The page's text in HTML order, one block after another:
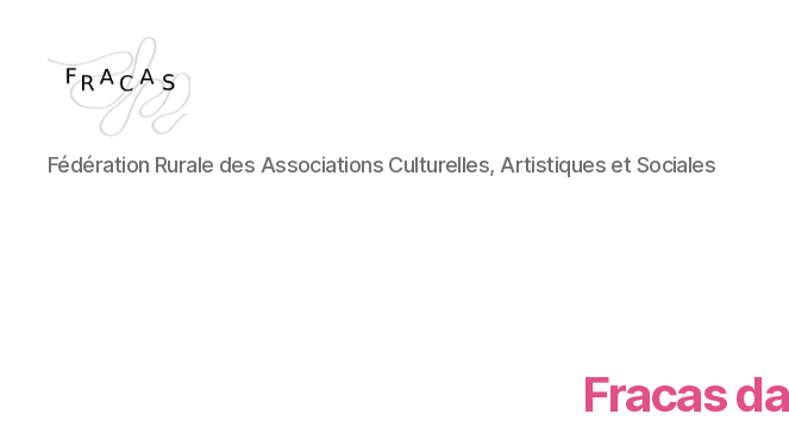
Fédération Rurale des Associations Culturelles, Artistiques et Sociales
Fracas